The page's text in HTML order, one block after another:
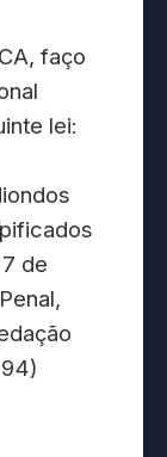
faço
lei:
de